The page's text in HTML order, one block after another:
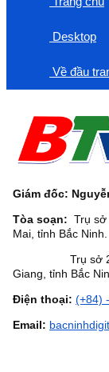
Desktop
Về đầu
Giám đốc:
Tòa soạn: Trụ
Mai, tỉnh Bắc Ninh.
Trụ sở 2: số
Giang, tỉnh Bắc
Điện thoại: (+84)
Email: